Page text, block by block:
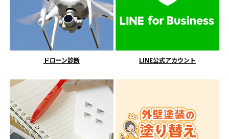
ドローン診断 LINE公式アカウント